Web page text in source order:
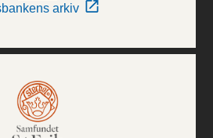
arkiv